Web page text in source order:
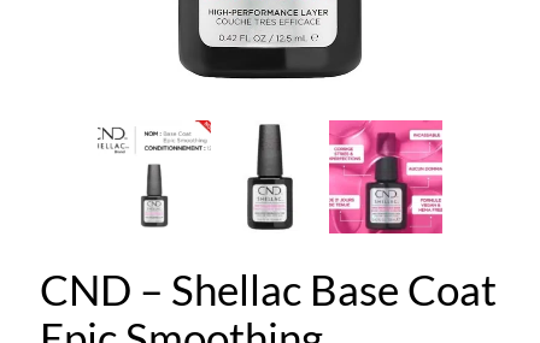
CND – Shellac Base Coat